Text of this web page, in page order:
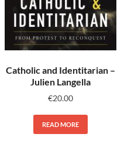
Catholic and Identitarian –
Julien Langella
€20.00
READ MORE